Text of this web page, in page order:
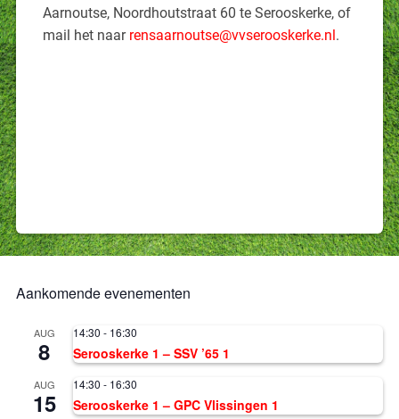
Aarnoutse, Noordhoutstraat 60 te Serooskerke, of
mail het naar rensaarnoutse@vvserooskerke.nl.
Aankomende evenementen
AUG
8
14:30 - 16:30
Serooskerke 1 – SSV ’65 1
AUG
15
14:30 - 16:30
Serooskerke 1 – GPC Vlissingen 1